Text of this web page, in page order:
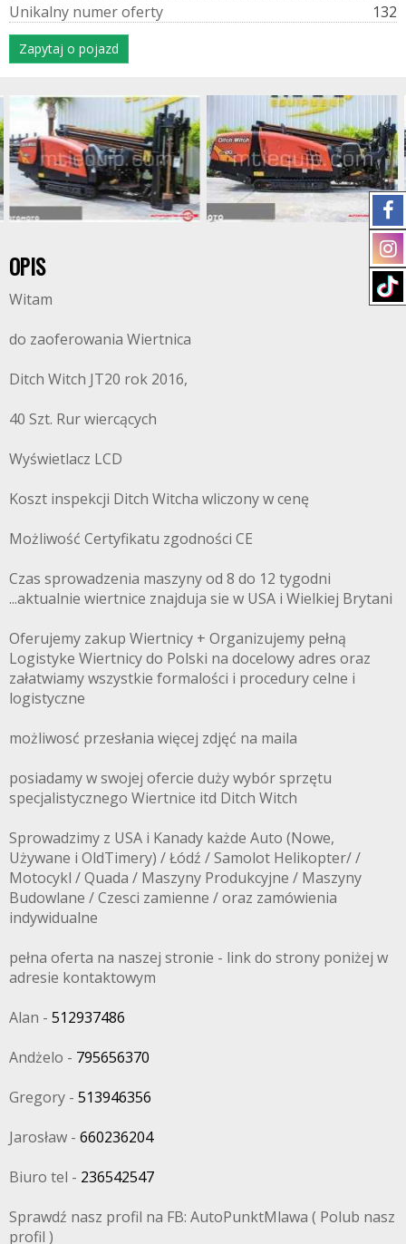
Unikalny numeroferty 132
Zapytaj o pojazd
OPIS
Witam
do zaoferowania Wiertnica
Ditch Witch JT20 rok 2016,
40 Szt. Rur wiercących
Wyświetlacz LCD
Koszt inspekcji Ditch Witcha wliczony w cenę
Możliwość Certyfikatu zgodności CE
Czas sprowadzenia maszyny od 8 do 12 tygodni
...aktualnie wiertnice znajduja sie w USA i Wielkiej Brytani
Oferujemy zakup Wiertnicy + Organizujemy pełną
Logistyke Wiertnicy do Polski na docelowy adres oraz
załatwiamy wszystkie formalości i procedury celne i
logistyczne
możliwosć przesłania więcej zdjęć na maila
posiadamy w swojej ofercie duży wybór sprzętu
specjalistycznego Wiertnice itd Ditch Witch
Sprowadzimy z USA i Kanady każde Auto (Nowe,
Używane i OldTimery) / Łódź / Samolot Helikopter/ /
Motocykl / Quada / Maszyny Produkcyjne / Maszyny
Budowlane / Czesci zamienne / oraz zamówienia
indywidualne
pełna oferta na naszej stronie - link do strony poniżej w
adresie kontaktowym
Alan - 512937486
Andżelo - 795656370
Gregory - 513946356
Jarosław - 660236204
Biuro tel - 236542547
Sprawdź nasz profil na FB: AutoPunktMlawa ( Polub nasz
profil )